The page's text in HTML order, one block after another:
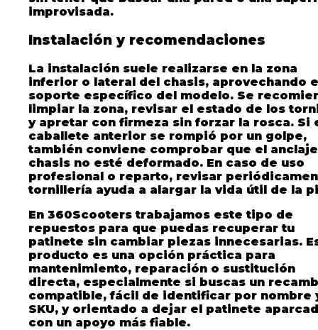
improvisada.
Instalación y recomendaciones
La instalación suele realizarse en la zona
inferior o lateral del chasis, aprovechando
soporte específico del modelo. Se
limpiar la zona, revisar el estado de los
y apretar con firmeza sin forzar la rosca. Si
caballete anterior se rompió por un golpe,
también conviene comprobar que el
chasis no esté deformado. En caso de uso
profesional o reparto, revisar
tornillería ayuda a alargar la vida útil de la
En 360Scooters trabajamos este tipo de
repuestos para que puedas recuperar tu
patinete sin cambiar piezas innecesarias.
producto es una opción práctica para
mantenimiento, reparación o sustitución
directa, especialmente si buscas un
compatible, fácil de identificar por nombre
SKU, y orientado a dejar el patinete
con un apoyo más fiable.